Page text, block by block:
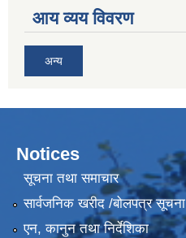
आय व्यय विवरण
अन्य
Notices
सूचना तथा समाचार
सार्वजनिक खरीद /बोलपत्र सूचना
एन, कानुन तथा निर्देशिका